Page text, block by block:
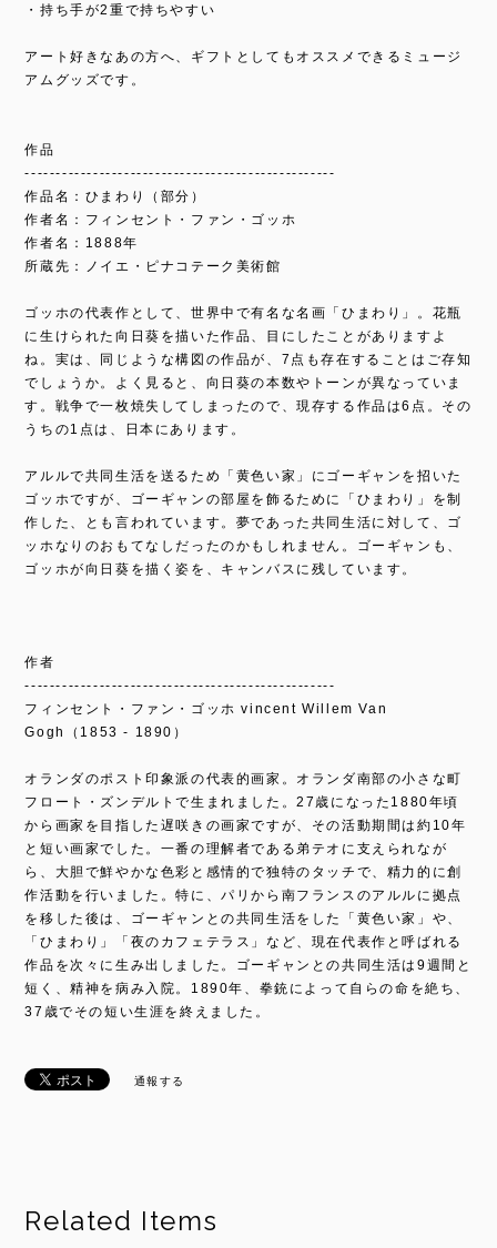
・持ち手が2重で持ちやすい
アート好きなあの方へ、ギフトとしてもオススメできるミュージ
アムグッズです。
作品
--------------------------------------------------
作品名：ひまわり（部分）
作者名：フィンセント・ファン・ゴッホ
作者名：1888年
所蔵先：ノイエ・ピナコテーク美術館
ゴッホの代表作として、世界中で有名な名画「ひまわり」。花瓶
に生けられた向日葵を描いた作品、目にしたことがありますよ
ね。実は、同じような構図の作品が、7点も存在することはご存知
でしょうか。よく見ると、向日葵の本数やトーンが異なっていま
す。戦争で一枚焼失してしまったので、現存する作品は6点。その
うちの1点は、日本にあります。
アルルで共同生活を送るため「黄色い家」にゴーギャンを招いた
ゴッホですが、ゴーギャンの部屋を飾るために「ひまわり」を制
作した、とも言われています。夢であった共同生活に対して、ゴ
ッホなりのおもてなしだったのかもしれません。ゴーギャンも、
ゴッホが向日葵を描く姿を、キャンバスに残しています。
作者
--------------------------------------------------
フィンセント・ファン・ゴッホ vincent Willem Van
Gogh（1853 - 1890）
オランダのポスト印象派の代表的画家。オランダ南部の小さな町
フロート・ズンデルトで生まれました。27歳になった1880年頃
から画家を目指した遅咲きの画家ですが、その活動期間は約10年
と短い画家でした。一番の理解者である弟テオに支えられなが
ら、大胆で鮮やかな色彩と感情的で独特のタッチで、精力的に創
作活動を行いました。特に、パリから南フランスのアルルに拠点
を移した後は、ゴーギャンとの共同生活をした「黄色い家」や、
「ひまわり」「夜のカフェテラス」など、現在代表作と呼ばれる
作品を次々に生み出しました。ゴーギャンとの共同生活は9週間と
短く、精神を病み入院。1890年、拳銃によって自らの命を絶ち、
37歳でその短い生涯を終えました。
通報する
Related Items